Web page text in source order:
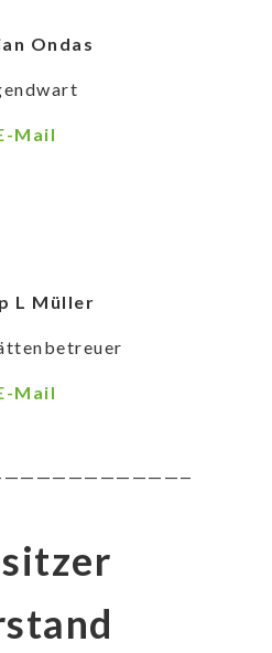
Ondas
Mail
L Müller
Mail